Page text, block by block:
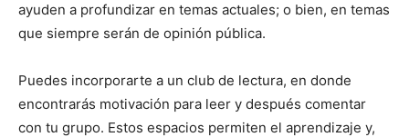
ayuden a profundizar en temas actuales; o bien, en temas
que siempre serán de opinión pública.
Puedes incorporarte a un club de lectura, en donde
encontrarás motivación para leer y después comentar
con tu grupo. Estos espacios permiten el aprendizaje y,